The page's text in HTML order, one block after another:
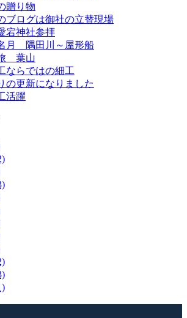
贈り物
ブログは御社の立替現場
神社参拝
月 隅田川～屋形船
葉山
ならではの細工
の更新になりました
活躍